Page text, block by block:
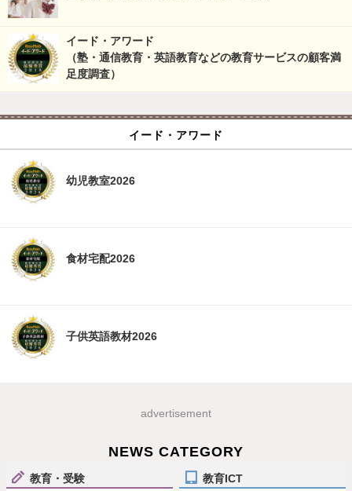
イード・アワード
（塾・通信教育・英語教育などの教育サービスの顧客満
足度調査）
イード・アワード
幼児教室2026
食材宅配2026
子供英語教材2026
advertisement
NEWS CATEGORY
教育・受験 教育ICT